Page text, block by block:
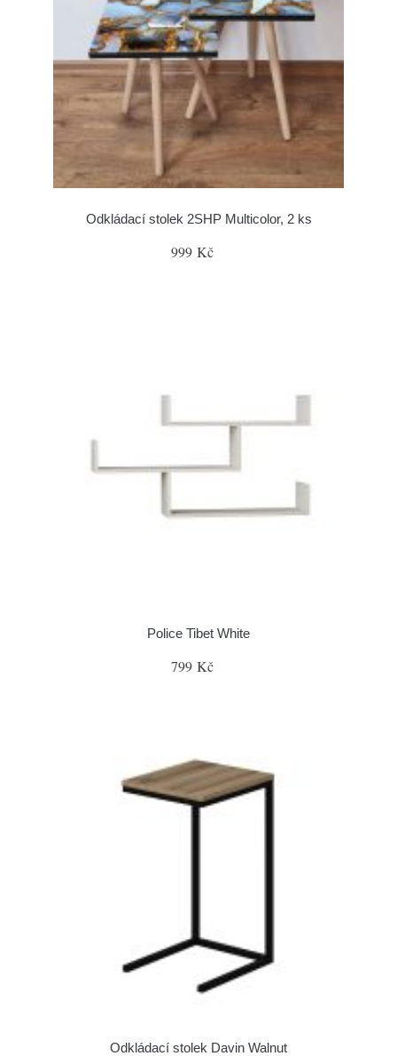
Odkládací stolek 2SHP Multicolor, 2 ks
999 Kč
Police Tibet White
799 Kč
Odkládací stolek Davin Walnut